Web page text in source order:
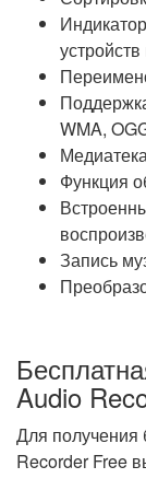
WMA,
Функция
Запись
Audio
Для получения
Recorder Free